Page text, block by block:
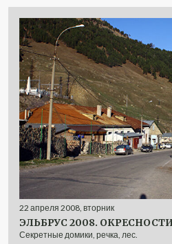
22 апреля 2008 вторник
ЭЛЬБРУС 2008.
Секретные домики, речка, лес.